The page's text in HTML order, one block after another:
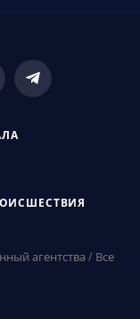
Telegram
агентства / Все